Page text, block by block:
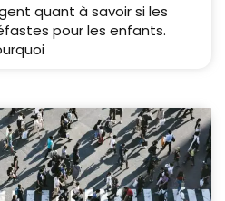
quant à savoir si les
pour les enfants.